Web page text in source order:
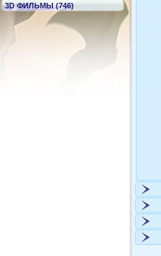
3D ФИЛЬМЫ (746)